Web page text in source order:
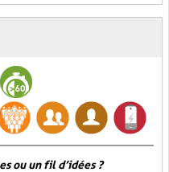
ou un fil d’idées ?